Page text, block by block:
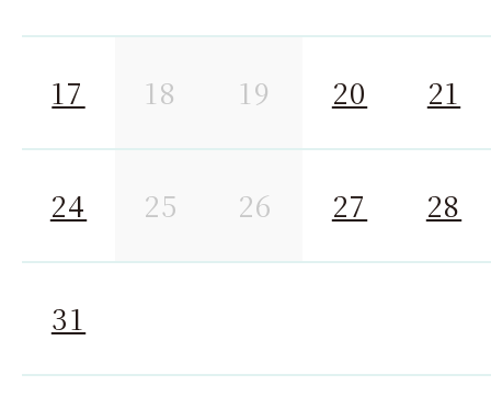
17 18 19 20 21
24 25 26 27 28
31